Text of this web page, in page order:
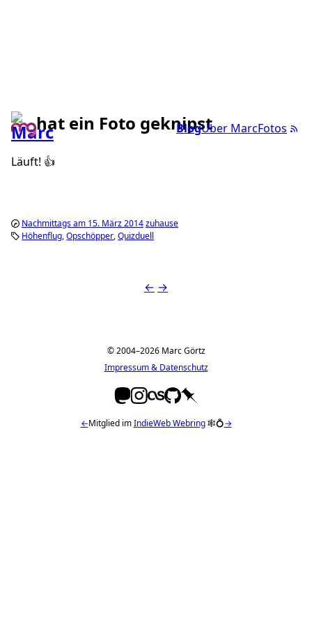
BlogÜber MarcFotos
hat ein Foto geknipst
Läuft! 👍
Nachmittags am 15. März 2014zuhause
Höhenflug Opschöpper Quizduell
← →
© 2004–2026 Marc Görtz
Impressum & Datenschutz
←Mitglied imIndieWeb Webring🕸💍→